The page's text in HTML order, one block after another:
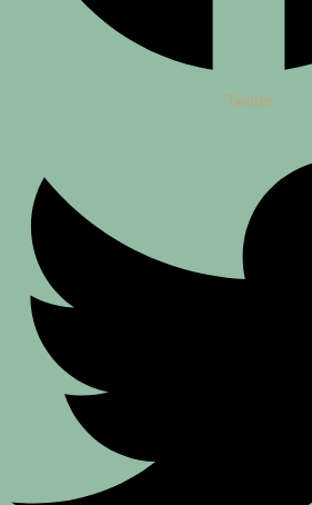
Twitter